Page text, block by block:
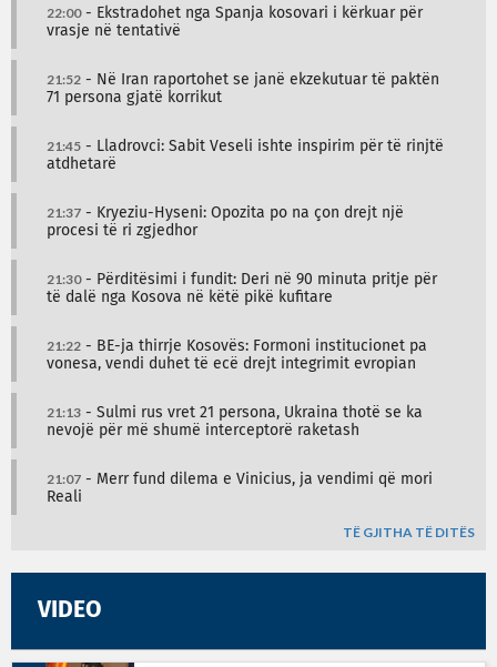
22:00- Ekstradohet nga Spanja kosovari i kërkuar për
vrasje në tentativë
21:52 - Në Iran raportohet se janë ekzekutuar të paktën
71 persona gjatë korrikut
21:45 - Lladrovci: Sabit Veseli ishte inspirim për të rinjtë
atdhetarë
21:37 - Kryeziu-Hyseni: Opozita po na çon drejt një
procesi të ri zgjedhor
21:30- Përditësimi i fundit: Deri në 90 minuta pritje për
të dalë nga Kosova në këtë pikë kufitare
21:22 - BE-ja thirrje Kosovës: Formoni institucionet pa
vonesa, vendi duhet të ecë drejt integrimit evropian
21:13 - Sulmi rus vret 21 persona, Ukraina thotë se ka
nevojë për më shumë interceptorë raketash
21:07 - Merr fund dilema e Vinicius, ja vendimi që mori
Reali
TË GJITHA TË DITËS
VIDEO